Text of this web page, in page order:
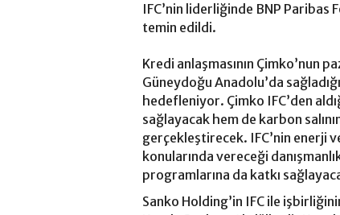
IFC’nin liderliğinde BNP
temin edildi.
Kredi anlaşmasının Çimko’nun
Güneydoğu Anadolu’da
hedefleniyor. Çimko IFC’den
sağlayacak hem de karbon
gerçekleştirecek. IFC’nin enerji
konularında vereceği
programlarına da katkı
Sanko Holding’in IFC ile